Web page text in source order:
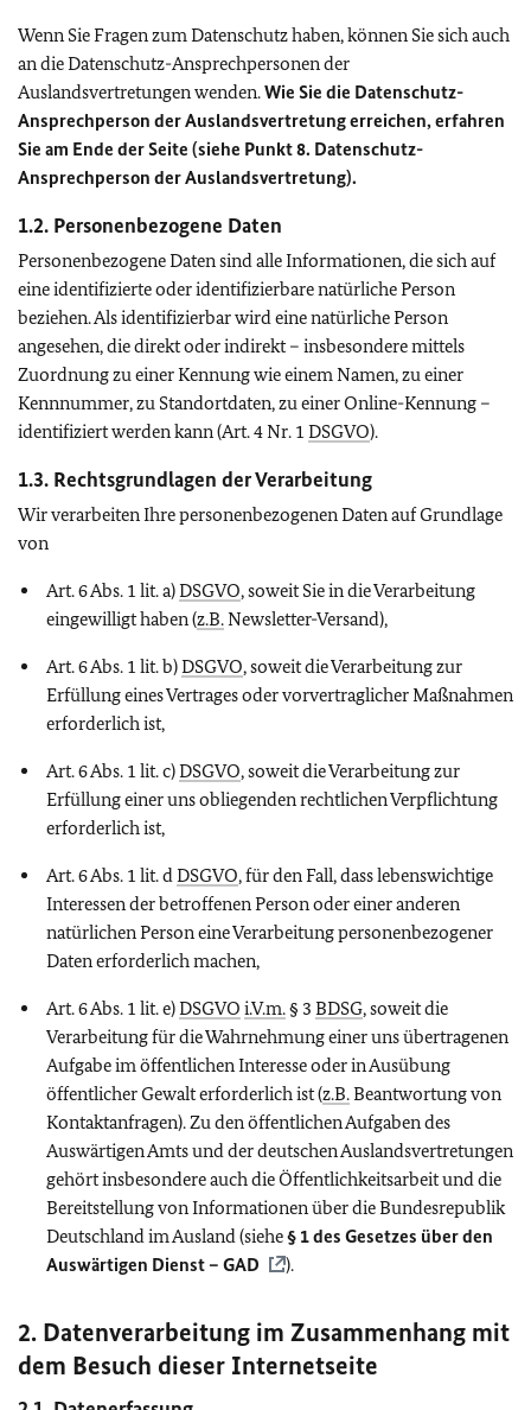
Wenn Sie Fragen zum Datenschutz haben, können Sie sich auch
an die Datenschutz-Ansprechpersonen der
Auslandsvertretungen wenden.Wie Sie die Datenschutz-
Ansprechperson der Auslandsvertretung erreichen, erfahren
Sie am Ende der Seite (siehe Punkt 8. Datenschutz-
Ansprechperson der Auslandsvertretung).
1.2. Personenbezogene Daten
Personenbezogene Daten sind alle Informationen, die sich auf
eine identifizierte oder identifizierbare natürliche Person
beziehen. Als identifizierbar wird eine natürliche Person
angesehen, die direkt oder indirekt – insbesondere mittels
Zuordnung zu einer Kennung wie einem Namen, zu einer
Kennnummer, zu Standortdaten, zu einer Online-Kennung –
identifiziert werden kann (Art. 4 Nr. 1 DSGVO).
1.3. Rechtsgrundlagen der Verarbeitung
Wir verarbeiten Ihre personenbezogenen Daten auf Grundlage
von
Art. 6 Abs. 1 lit. a)DSGVO, soweit Sie in die Verarbeitung
eingewilligt haben (z.B.Newsletter-Versand),
Art. 6 Abs. 1 lit. b)DSGVO, soweit die Verarbeitung zur
Erfüllung eines Vertrages oder vorvertraglicher Maßnahmen
erforderlich ist,
Art. 6 Abs. 1 lit. c)DSGVO, soweit die Verarbeitung zur
Erfüllung einer uns obliegenden rechtlichen Verpflichtung
erforderlich ist,
Art. 6 Abs. 1 lit. dDSGVO, für den Fall, dass lebenswichtige
Interessen der betroffenen Person oder einer anderen
natürlichen Person eine Verarbeitung personenbezogener
Daten erforderlich machen,
Art. 6 Abs. 1 lit. e)DSGVO i.V.m.§ 3 BDSG, soweit die
Verarbeitung für die Wahrnehmung einer uns übertragenen
Aufgabe im öffentlichen Interesse oder in Ausübung
öffentlicher Gewalt erforderlich ist (z.B.Beantwortung von
Kontaktanfragen). Zu den öffentlichen Aufgaben des
Auswärtigen Amts und der deutschen Auslandsvertretungen
gehört insbesondere auch die Öffentlichkeitsarbeit und die
Bereitstellung von Informationen über die Bundesrepublik
Deutschland im Ausland (siehe§ 1 des Gesetzes über den
Auswärtigen Dienst – GAD
).
2. Datenverarbeitung im Zusammenhang mit
dem Besuch dieser Internetseite